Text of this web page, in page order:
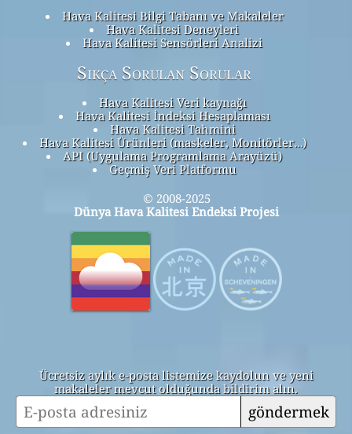
Hava Kalitesi Bilgi Tabanı ve Makaleler
Hava Kalitesi Deneyleri
Hava Kalitesi Sensörleri Analizi
Sıkça Sorulan Sorular
Hava Kalitesi Veri kaynağı
Hava Kalitesi İndeksi Hesaplaması
Hava Kalitesi Tahmini
Hava Kalitesi Ürünleri (maskeler, Monitörler…)
API (Uygulama Programlama Arayüzü)
Geçmiş Veri Platformu
© 2008-2025
Dünya Hava Kalitesi Endeksi Projesi
Ücretsiz aylık e-posta listemize kaydolun ve yeni
makaleler mevcut olduğunda bildirim alın.
göndermek